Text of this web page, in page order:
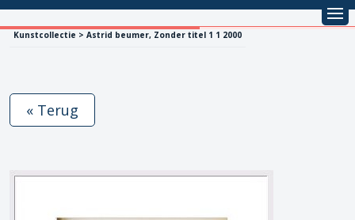
Kunstcollectie > Astrid beumer, Zonder titel 1 1 2000
« Terug